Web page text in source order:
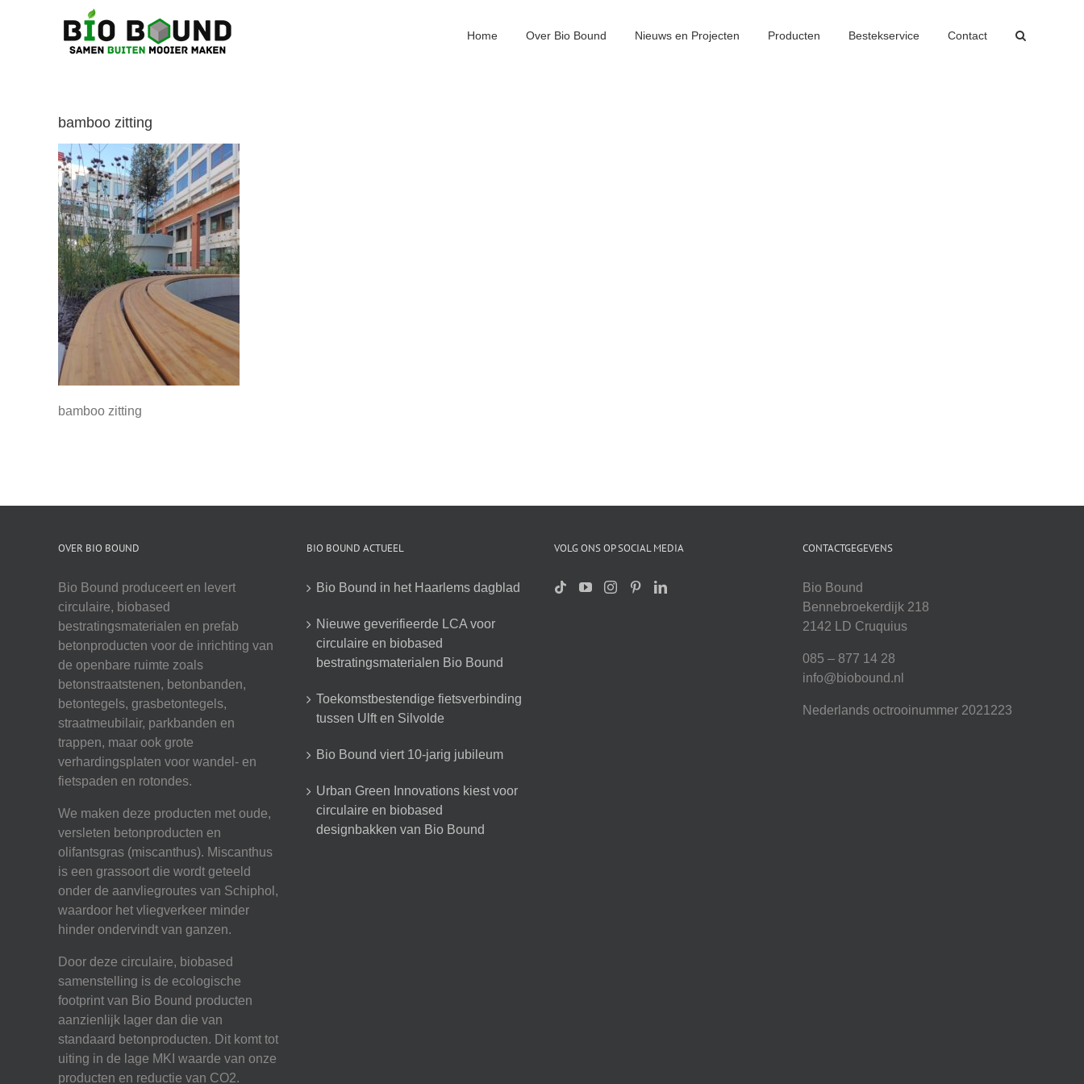
Home Over Bio Bound Nieuws en Projecten Producten Bestekservice Contact
bamboo zitting
bamboo zitting
OVER BIO BOUND
Bio Bound produceert en levert
circulaire, biobased
bestratingsmaterialen en prefab
betonproducten voor de inrichting van
de openbare ruimte zoals
betonstraatstenen, betonbanden,
betontegels, grasbetontegels,
straatmeubilair, parkbanden en
trappen, maar ook grote
verhardingsplaten voor wandel- en
fietspaden en rotondes.
We maken deze producten met oude,
versleten betonproducten en
olifantsgras (miscanthus). Miscanthus
is een grassoort die wordt geteeld
onder de aanvliegroutes van Schiphol,
waardoor het vliegverkeer minder
hinder ondervindt van ganzen.
Door deze circulaire, biobased
samenstelling is de ecologische
footprint van Bio Bound producten
aanzienlijk lager dan die van
standaard betonproducten. Dit komt tot
uiting in de lage MKI waarde van onze
producten en reductie van CO2.
BIO BOUND ACTUEEL
Bio Bound in het Haarlems dagblad
Nieuwe geverifieerde LCA voor
circulaire en biobased
bestratingsmaterialen Bio Bound
Toekomstbestendige fietsverbinding
tussen Ulft en Silvolde
Bio Bound viert 10-jarig jubileum
Urban Green Innovations kiest voor
circulaire en biobased
designbakken van Bio Bound
VOLG ONS OP SOCIAL MEDIA CONTACTGEGEVENS
Bio Bound
Bennebroekerdijk 218
2142 LD Cruquius
085 – 877 14 28
info@biobound.nl
Nederlands octrooinummer 2021223